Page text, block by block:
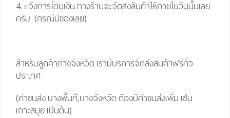
4. แจ้งการโอนเงิน ทางร้านจะจัดส่งสินค้าให้ภายในวันนั้นเลย
ครับ (กรณีมีของเลย)
สำหรับลูกค้าต่างจังหวัด เรามีบริการจัดส่งสินค้าฟรีทั่ว
ประเทศ
(ค่าขนส่ง บางพื้นที่,บางจังหวัด ต้องมีค่าขนส่งเพิ่ม เช่น
เกาะสมุย เป็นต้น)